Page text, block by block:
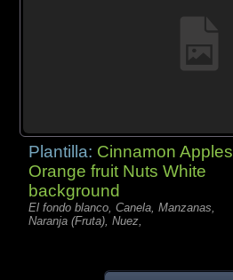
Plantilla: Cinnamon Apples
Orange fruit Nuts White
background
El fondo blanco, Canela, Manzanas,
Naranja (Fruta), Nuez,